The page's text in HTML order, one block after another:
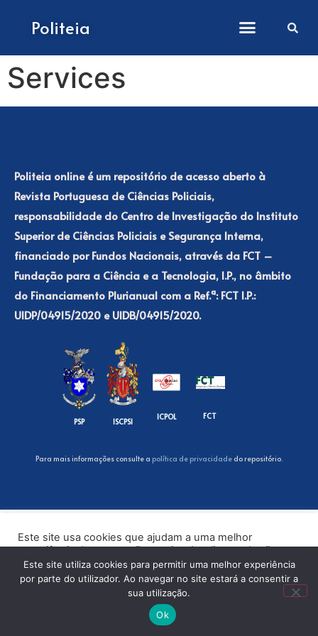
Politeia
Services
Politeia online é um repositório de acesso aberto à
Revista Portuguesa de Ciências Policiais,
responsabilidade do Centro de Investigação do Instituto
Superior de Ciências Policiais e Segurança Interna,
financiado por Fundos Nacionais, através da FCT –
Fundação para a Ciência e a Tecnologia, I.P., no âmbito
do Financiamento Plurianual com a Ref.ª: FCT I.P.:
UIDP/04915/2020 e UIDB/04915/2020.
PSP ISCPSI
ICPOL FCT
Para mais informações consulte a política de privacidadedo repositório.
Este site usa cookies que ajudam a uma melhor
experiência de navegação no site. Ao clicar no botão
“Aceitar” ou continuar a visualizar o nosso site, você
concorda com o uso de cookies no nosso site.
Este site utiliza cookies para permitir uma melhor experiência
por parte do utilizador. Ao navegar no site estará a consentir a
sua utilização.
Ok